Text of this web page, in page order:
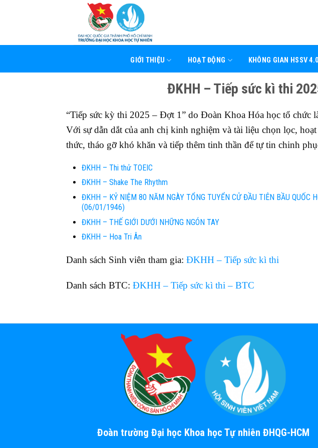
GIỚI THIỆU HOẠT ĐỘNG KHÔNG GIAN HSSV 4.0
ĐKHH – Tiếp sức kì thi
“Tiếp sức kỳ thi 2025 – Đợt 1” do Đoàn Khoa Hóa học tổ chức
Với sự dẫn dắt của anh chị kinh nghiệm và tài liệu chọn lọc,
thức, tháo gỡ khó khăn và tiếp thêm tinh thần để tự tin chinh
ĐKHH – Thi thử TOEIC
ĐKHH – Shake The Rhythm
ĐKHH – KỶ NIỆM 80 NĂM NGÀY TỔNG TUYỂN CỬ ĐẦU TIÊN BẦU QUỐC
(06/01/1946)
ĐKHH – THẾ GIỚI DƯỚI NHỮNG NGÓN TAY
ĐKHH – Hoa Tri Ân
Danh sách Sinh viên tham gia: ĐKHH – Tiếp sức kì thi
Danh sách BTC: ĐKHH – Tiếp sức kì thi – BTC
Đoàn trường Đại học Khoa học Tự nhiên ĐHQG-HCM